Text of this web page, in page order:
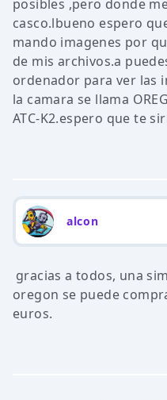
posibles ,pero donde
casco.lbueno espero
mando imagenes por
de mis archivos.a
ordenador para ver las
la camara se llama
ATC-K2.espero que te
alcon
gracias a todos, una
oregon se puede
euros.